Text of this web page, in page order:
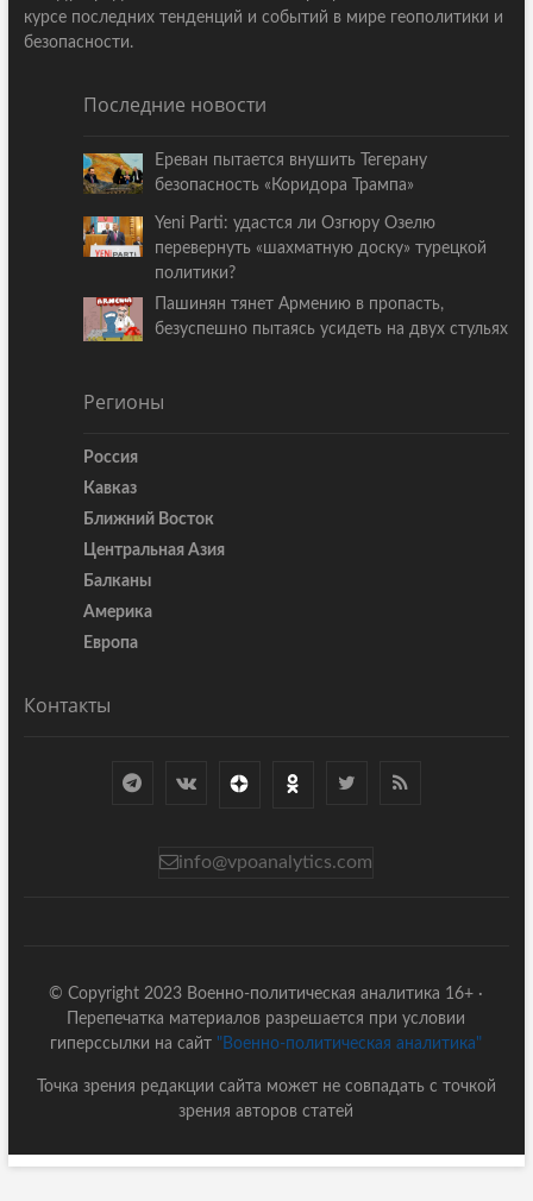
курсе последних тенденций и событий в мире геополитики и
безопасности.
Последние новости
Ереван пытается внушить Тегерану
безопасность «Коридора Трампа»
Yeni Parti: удастся ли Озгюру Озелю
перевернуть «шахматную доску» турецкой
политики?
Пашинян тянет Армению в пропасть,
безуспешно пытаясь усидеть на двух стульях
Регионы
Россия
Кавказ
Ближний Восток
Центральная Азия
Балканы
Америка
Европа
Контакты
info@vpoanalytics.com
© Copyright 2023 Военно-политическая аналитика 16+ ·
Перепечатка материалов разрешается при условии
гиперссылки на сайт "Военно-политическая аналитика"
Точка зрения редакции сайта может не совпадать с точкой
зрения авторов статей